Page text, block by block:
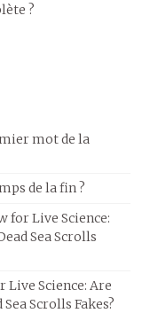
?
mot de la
de la fin ?
for Live Science:
Sea Scrolls
Science: Are
Scrolls Fakes?